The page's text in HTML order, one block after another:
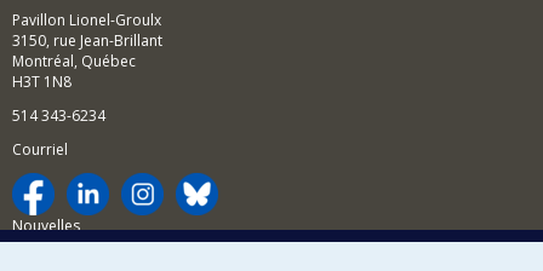
Pavillon Lionel-Groulx
3150, rue Jean-Brillant
Montréal, Québec
H3T 1N8
514 343-6234
Courriel
Nouvelles